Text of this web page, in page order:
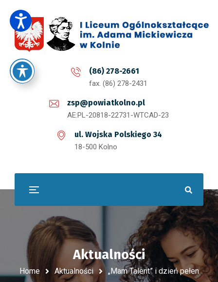
(86) 278-2661
fax. (86) 278-2431
zsp@powiatkolno.pl
AE:PL-20818-22731-WTCAD-23
ul. Wojska Polskiego 34
18-500 Kolno
Aktualności
Home Aktualności
„Mam Talent” i dzień pełen